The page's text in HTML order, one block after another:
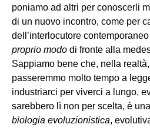
poniamo ad altri per conoscerli
di un nuovo incontro, come per
dell’interlocutore
proprio modo di fronte alla
Sappiamo bene che, nella
passeremmo molto tempo a
industriarci per viverci a lungo,
sarebbero lì non per scelta, è una
biologia evoluzionistica,